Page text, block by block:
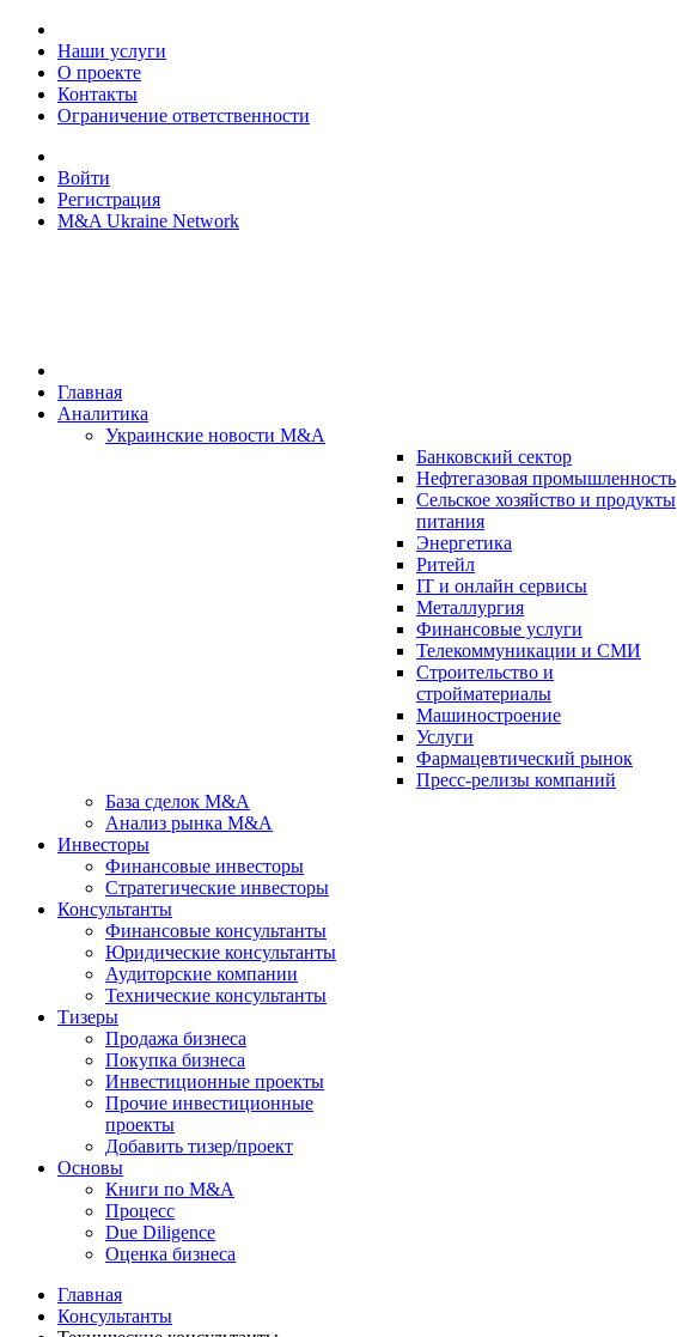
Наши услуги
О проекте
Контакты
Ограничение ответственности
Войти
Регистрация
M&A Ukraine Network
Главная
Аналитика
Украинские новости M&A
Банковский сектор
Нефтегазовая промышленность
Сельское хозяйство и продукты
питания
Энергетика
Ритейл
IT и онлайн сервисы
Металлургия
Финансовые услуги
Телекоммуникации и СМИ
Строительство и
стройматериалы
Машиностроение
Услуги
Фарма­цев­ти­чес­кий рынок
Пресс-релизы компаний
База сделок M&A
Анализ рынка M&A
Инвесторы
Финансовые инвесторы
Стратегические инвесторы
Консультанты
Финансовые консультанты
Юридические консультанты
Аудиторские компании
Технические консультанты
Тизеры
Продажа бизнеса
Покупка бизнеса
Инвестиционные проекты
Прочие инвестиционные
проекты
Добавить тизер/проект
Основы
Книги по M&A
Процесс
Due Diligence
Оценка бизнеса
Главная
Консультанты